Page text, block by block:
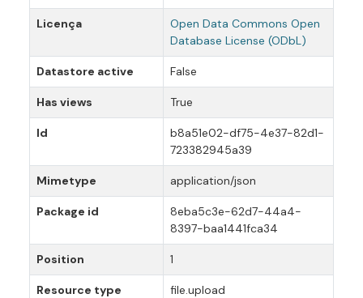
Licença
Open Data Commons Open
Database License (ODbL)
Datastore active False
Has views True
Id
b8a51e02-df75-4e37-82d1-
723382945a39
Mimetype application/json
Package id
8eba5c3e-62d7-44a4-
8397-baa1441fca34
Position 1
Resource type file.upload